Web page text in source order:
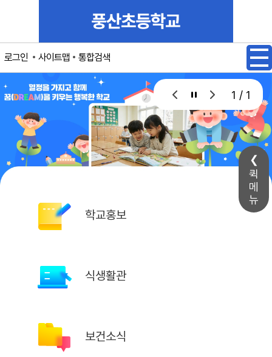
퀵
메
뉴
로그인 사이트맵 통합검색
1 / 1
학교홍보
식생활관
보건소식